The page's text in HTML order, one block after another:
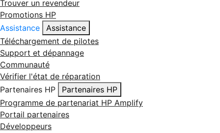
Trouver un revendeur
Promotions HP
Assistance
Assistance
Téléchargement de pilotes
Support et dépannage
Communauté
Vérifier l'état de réparation
Partenaires HP
Partenaires HP
Programme de partenariat HP Amplify
Portail partenaires
Développeurs